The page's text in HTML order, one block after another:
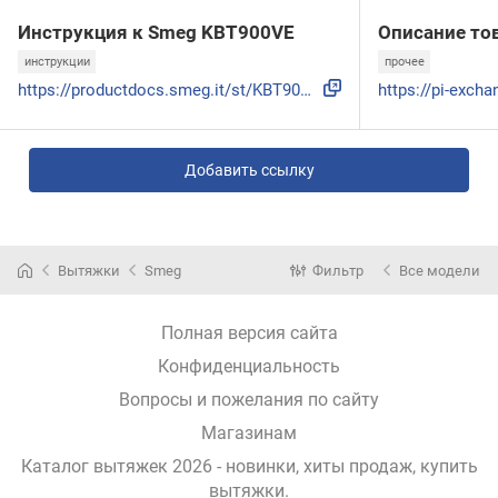
Инструкция к Smeg KBT900VE
инструкции
https://productdocs.smeg.it/st/KBT900VE/userManual/RU
Описание
прочее
Добавить ссылку
Вытяжки Smeg Фильтр Все модели
Полная версия сайта
Конфиденциальность
Вопросы и пожелания по сайту
Магазинам
Каталог вытяжек 2026 - новинки, хиты продаж, купить
вытяжки.